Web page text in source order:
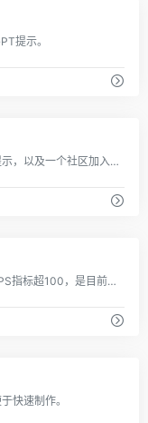
提示。
免费的，经过审查的大型语言模型提示，以及一个社区加入。
独家推出DeepSeek满血极速版，TPS指标超100，是目前DeepSeek API 推理速度最快的平台
快速制作。